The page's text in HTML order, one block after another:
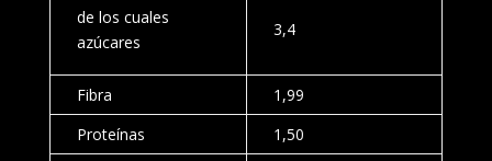
de los cuales
azúcares
3,4
Fibra
1,99
Proteínas
1,50